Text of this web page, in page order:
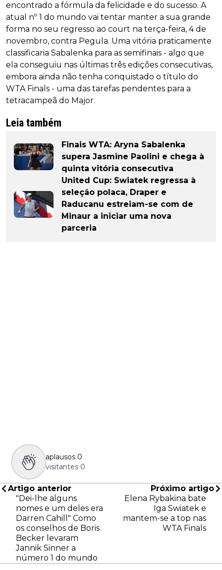
encontrado a fórmula da felicidade e do sucesso. A
atual nº 1 do mundo vai tentar manter a sua grande
forma no seu regresso ao court na terça-feira, 4 de
novembro, contra Pegula. Uma vitória praticamente
classificaria Sabalenka para as semifinais - algo que
ela conseguiu nas últimas três edições consecutivas,
embora ainda não tenha conquistado o título do
WTA Finals - uma das tarefas pendentes para a
tetracampeã do Major.
Leia também
Finais WTA: Aryna Sabalenka
supera Jasmine Paolini e chega à
quinta vitória consecutiva
United Cup: Swiatek regressa à
seleção polaca, Draper e
Raducanu estreiam-se com de
Minaur a iniciar uma nova
parceria
aplausos 0
visitantes 0
Artigo anterior
"Dei-lhe alguns
nomes e um deles era
Darren Cahill" Como
os conselhos de Boris
Becker levaram
Jannik Sinner a
número 1 do mundo
Próximo artigo
Elena Rybakina bate
Iga Swiatek e
mantem-se a top nas
WTA Finals